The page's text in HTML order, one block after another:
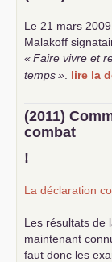
Le 21 mars
Malakoff
«Faire vivre et
temps» lire la
(2011)
combat
!
La déclaration
Les résultats de
maintenant
faut donc les